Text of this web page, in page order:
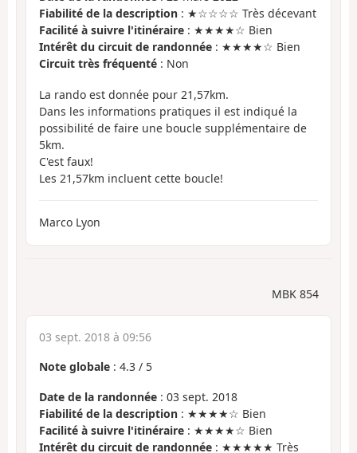
Fiabilité de la description : ★☆☆☆☆ Très décevant
Facilité à suivre l'itinéraire : ★★★★☆ Bien
Intérêt du circuit de randonnée : ★★★★☆ Bien
Circuit très fréquenté : Non
La rando est donnée pour 21,57km.
Dans les informations pratiques il est indiqué la
possibilité de faire une boucle supplémentaire de
5km.
C'est faux!
Les 21,57km incluent cette boucle!
Marco Lyon
MBK 854
03 sept. 2018 à 09:56
Note globale : 4.3 / 5
Date de la randonnée : 03 sept. 2018
Fiabilité de la description : ★★★★☆ Bien
Facilité à suivre l'itinéraire : ★★★★☆ Bien
Intérêt du circuit de randonnée : ★★★★★ Très